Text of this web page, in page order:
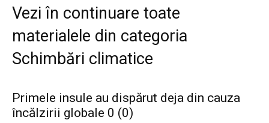
Vezi în continuare toate
materialele din categoria
Schimbări climatice
Primele insule au dispărut deja din cauza
încălzirii globale 0 (0)